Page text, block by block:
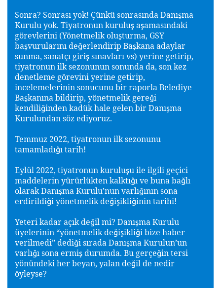
Sonra? Sonrası yok! Çünkü sonrasında Danışma
Kurulu yok. Tiyatronun kuruluş aşamasındaki
görevlerini (Yönetmelik oluşturma, GSY
başvurularını değerlendirip Başkana adaylar
sunma, sanatçı giriş sınavları vs) yerine getirip,
tiyatronun ilk sezonunun sonunda da, son kez
denetleme görevini yerine getirip,
incelemelerinin sonucunu bir raporla Belediye
Başkanına bildirip, yönetmelik gereği
kendiliğinden kadük hale gelen bir Danışma
Kurulundan söz ediyoruz.
Temmuz 2022, tiyatronun ilk sezonunu
tamamladığı tarih!
Eylül 2022, tiyatronun kuruluşu ile ilgili geçici
maddelerin yürürlükten kalktığı ve buna bağlı
olarak Danışma Kurulu’nun varlığının sona
erdirildiği yönetmelik değişikliğinin tarihi!
Yeteri kadar açık değil mi? Danışma Kurulu
üyelerinin “yönetmelik değişikliği bize haber
verilmedi” dediği sırada Danışma Kurulun’un
varlığı sona ermiş durumda. Bu gerçeğin tersi
yönündeki her beyan, yalan değil de nedir
öyleyse?